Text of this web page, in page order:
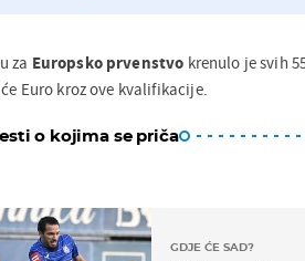
za Europsko prvenstvo krenulo je svih
Euro kroz ove kvalifikacije.
o kojima se priča
GDJE ĆE SAD?